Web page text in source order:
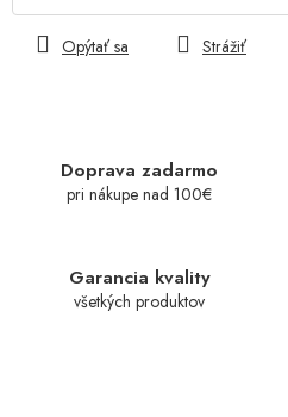
Doprava zadarmo
pri nákupe nad 100€
Garancia kvality
všetkých produktov
Opýtať sa Strážiť